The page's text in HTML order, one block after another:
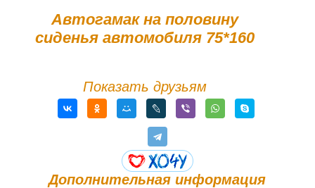
Автогамак на половину
сиденья автомобиля 75*160
Показать друзьям
Дополнительная информация